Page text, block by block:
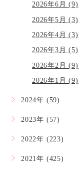
2026年6月 (9)
2026年5月 (3)
2026年4月 (3)
2026年3月 (5)
2026年2月 (9)
2026年1月 (9)
2024年 (59)
2023年 (57)
2022年 (223)
2021年 (425)